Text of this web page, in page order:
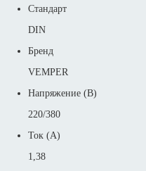
Стандарт
DIN
Бренд
VEMPER
Напряжение (В)
220/380
Ток (А)
1,38